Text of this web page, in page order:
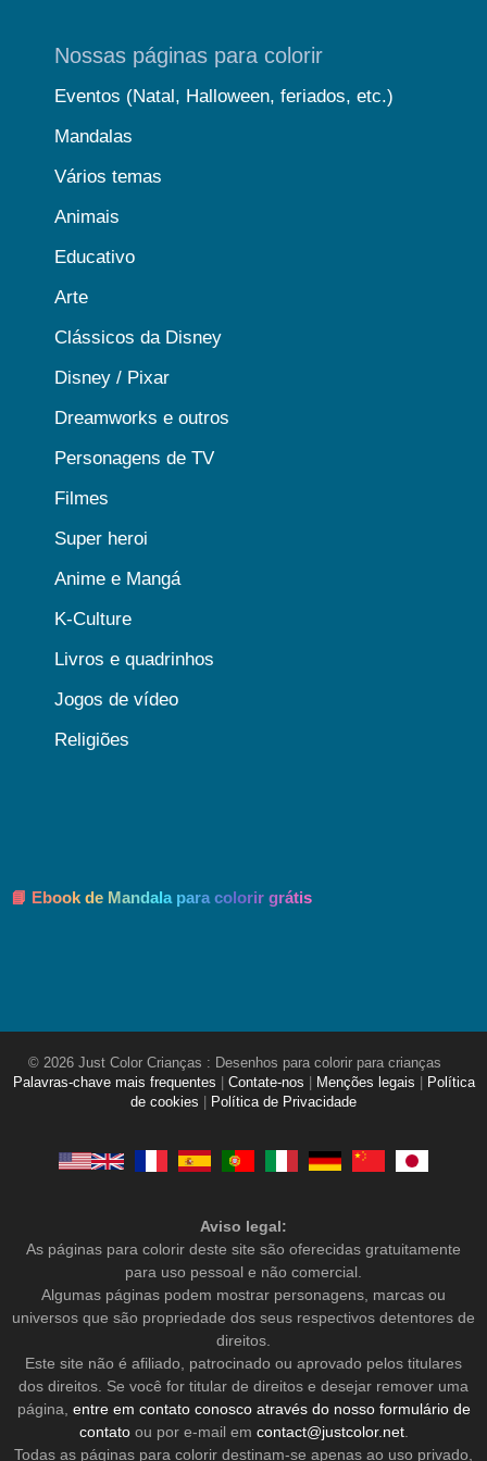
Nossas páginas para colorir
Eventos (Natal, Halloween, feriados, etc.)
Mandalas
Vários temas
Animais
Educativo
Arte
Clássicos da Disney
Disney / Pixar
Dreamworks e outros
Personagens de TV
Filmes
Super heroi
Anime e Mangá
K-Culture
Livros e quadrinhos
Jogos de vídeo
Religiões
📘 Ebook de Mandala para colorir grátis
© 2026 Just Color Crianças : Desenhos para colorir para crianças
Palavras-chave mais frequentes
Contate-nos Menções legais
Política
de cookies
Política de Privacidade
Aviso legal:
As páginas para colorir deste site são oferecidas gratuitamente
para uso pessoal e não comercial.
Algumas páginas podem mostrar personagens, marcas ou
universos que são propriedade dos seus respectivos detentores de
direitos.
Este site não é afiliado, patrocinado ou aprovado pelos titulares
dos direitos. Se você for titular de direitos e desejar remover uma
página, entre em contato conosco através do nosso formulário de
contatoou por e-mail em contact@justcolor.net.
Todas as páginas para colorir destinam-se apenas ao uso privado,